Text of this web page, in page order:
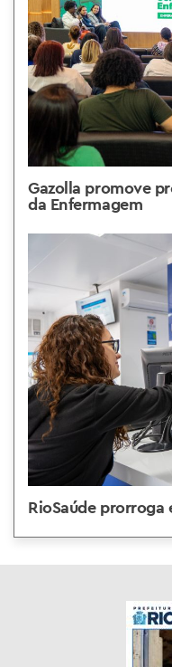
Gazolla promove
da Enfermagem
RioSaúde prorroga